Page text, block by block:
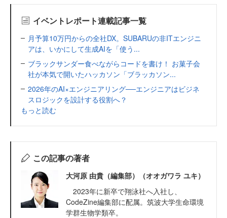
イベントレポート連載記事一覧
月予算10万円からの全社DX。SUBARUの非ITエンジニ
アは、いかにして生成AIを「使う...
ブラックサンダー食べながらコードを書け！ お菓子会
社が本気で開いたハッカソン「ブラッカソン...
2026年のAI×エンジニアリング──エンジニアはビジネ
スロジックを設計する役割へ？
もっと読む
この記事の著者
大河原 由貴（編集部）（オオガワラ ユキ）
2023年に新卒で翔泳社へ入社し、
CodeZine編集部に配属。筑波大学生命環境
学群生物学類卒。